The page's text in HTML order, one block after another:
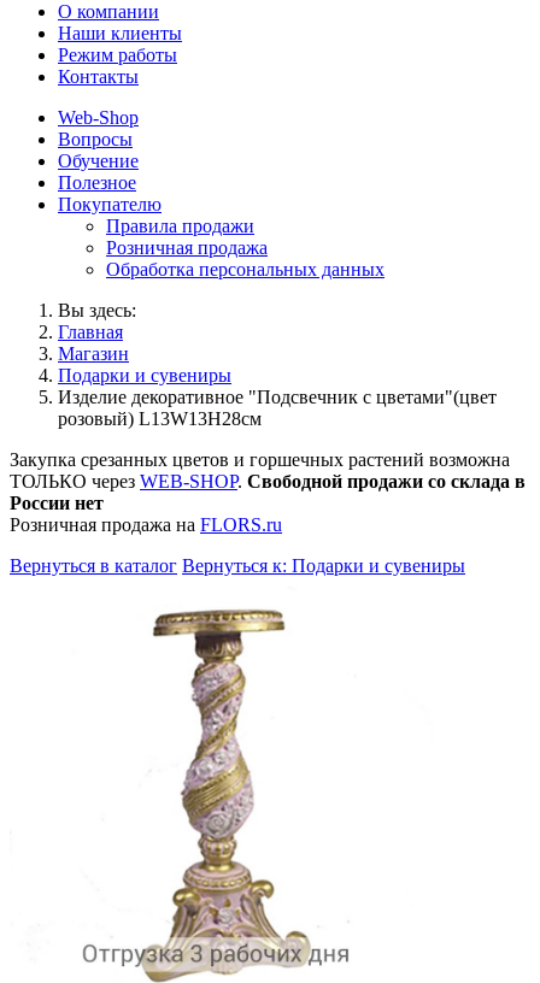
О компании
Наши клиенты
Режим работы
Контакты
Web-Shop
Вопросы
Обучение
Полезное
Покупателю
Правила продажи
Розничная продажа
Обработка персональных данных
Вы здесь:
Главная
Магазин
Подарки и сувениры
Изделие декоративное "Подсвечник с цветами"(цвет
розовый) L13W13H28см
Закупка срезанных цветов и горшечных растений возможна
ТОЛЬКО через WEB-SHOP. Свободной продажи со склада в
России нет
Розничная продажа на FLORS.ru
Вернуться в каталог Вернуться к: Подарки и сувениры